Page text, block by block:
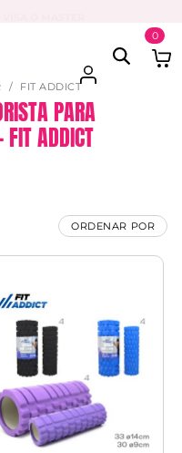
0
FIT ADDICT
PARA
FIT ADDICT
ORDENAR POR